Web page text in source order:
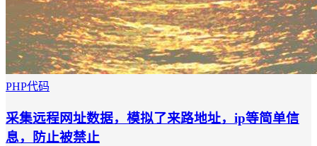
PHP代码
采集远程网址数据，模拟了来路地址，ip等简单信
息，防止被禁止